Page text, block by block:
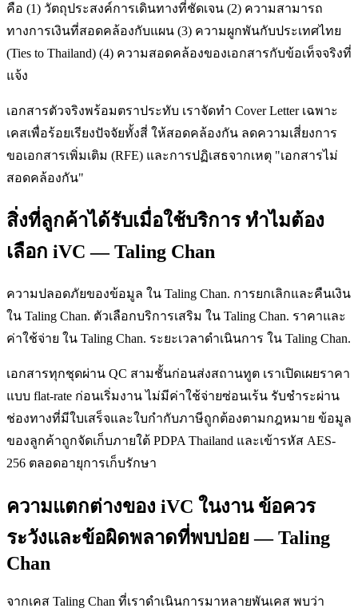
คือ (1) วัตถุประสงค์การเดินทางที่ชัดเจน (2) ความสามารถ
ทางการเงินที่สอดคล้องกับแผน (3) ความผูกพันกับประเทศไทย
(Ties to Thailand) (4) ความสอดคล้องของเอกสารกับข้อเท็จจริงที่
แจ้ง
เอกสารตัวจริงพร้อมตราประทับ เราจัดทำ Cover Letter เฉพาะ
เคสเพื่อร้อยเรียงปัจจัยทั้งสี่ ให้สอดคล้องกัน ลดความเสี่ยงการ
ขอเอกสารเพิ่มเติม (RFE) และการปฏิเสธจากเหตุ "เอกสารไม่
สอดคล้องกัน"
สิ่งที่ลูกค้าได้รับเมื่อใช้บริการ ทำไมต้อง
เลือก iVC — Taling Chan
ความปลอดภัยของข้อมูล ใน Taling Chan. การยกเลิกและคืนเงิน
ใน Taling Chan. ตัวเลือกบริการเสริม ใน Taling Chan. ราคาและ
ค่าใช้จ่าย ใน Taling Chan. ระยะเวลาดำเนินการ ใน Taling Chan.
เอกสารทุกชุดผ่าน QC สามชั้นก่อนส่งสถานทูต เราเปิดเผยราคา
แบบ flat-rate ก่อนเริ่มงาน ไม่มีค่าใช้จ่ายซ่อนเร้น รับชำระผ่าน
ช่องทางที่มีใบเสร็จและใบกำกับภาษีถูกต้องตามกฎหมาย ข้อมูล
ของลูกค้าถูกจัดเก็บภายใต้ PDPA Thailand และเข้ารหัส AES-
256 ตลอดอายุการเก็บรักษา
ความแตกต่างของ iVC ในงาน ข้อควร
ระวังและข้อผิดพลาดที่พบบ่อย — Taling
Chan
จากเคส Taling Chan ที่เราดำเนินการมาหลายพันเคส พบว่า